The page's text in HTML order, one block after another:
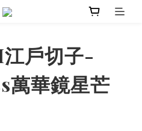
戶切子-
萬華鏡星芒